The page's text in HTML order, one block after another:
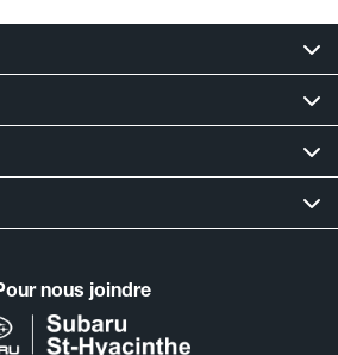
nous joindre